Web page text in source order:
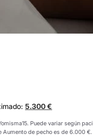
5.300 €
Puede variar según
Aumento de pecho es de 6.000 €.